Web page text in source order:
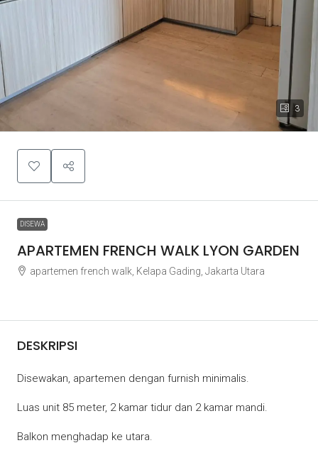
3
DISEWA
APARTEMEN FRENCH WALK LYON GARDEN
apartemen french walk, Kelapa Gading, Jakarta Utara
DESKRIPSI
Disewakan, apartemen dengan furnish minimalis.
Luas unit 85 meter, 2 kamar tidur dan 2 kamar mandi.
Balkon menghadap ke utara.